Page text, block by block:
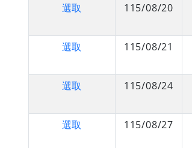
選取
115/08/20
選取
115/08/21
選取
115/08/24
選取
115/08/27